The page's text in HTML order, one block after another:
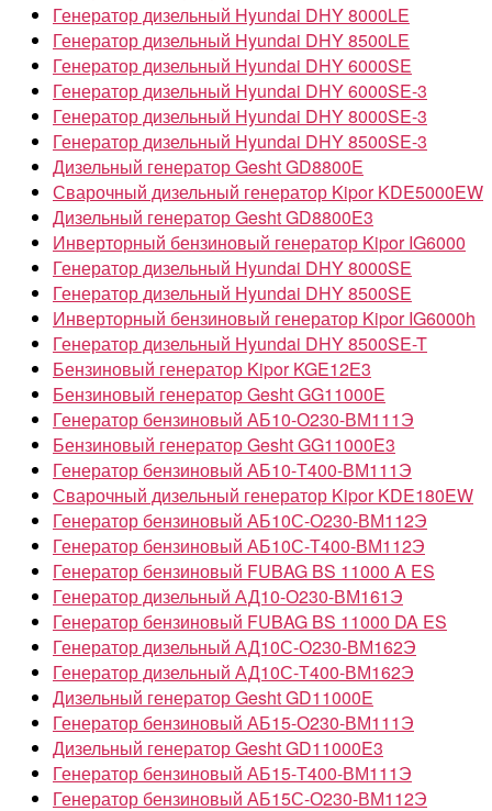
Генератор дизельный Hyundai DHY 8000LE
Генератор дизельный Hyundai DHY 8500LE
Генератор дизельный Hyundai DHY 6000SE
Генератор дизельный Hyundai DHY 6000SE-3
Генератор дизельный Hyundai DHY 8000SE-3
Генератор дизельный Hyundai DHY 8500SE-3
Дизельный генератор Gesht GD8800E
Сварочный дизельный генератор Kipor KDE5000EW
Дизельный генератор Gesht GD8800E3
Инверторный бензиновый генератор Kipor IG6000
Генератор дизельный Hyundai DHY 8000SE
Генератор дизельный Hyundai DHY 8500SE
Инверторный бензиновый генератор Kipor IG6000h
Генератор дизельный Hyundai DHY 8500SE-T
Бензиновый генератор Kipor KGE12Е3
Бензиновый генератор Gesht GG11000E
Генератор бензиновый АБ10-О230-ВМ111Э
Бензиновый генератор Gesht GG11000E3
Генератор бензиновый АБ10-Т400-ВМ111Э
Сварочный дизельный генератор Kipor KDE180EW
Генератор бензиновый АБ10С-О230-ВМ112Э
Генератор бензиновый АБ10С-Т400-ВМ112Э
Генератор бензиновый FUBAG BS 11000 A ES
Генератор дизельный АД10-О230-ВМ161Э
Генератор бензиновый FUBAG BS 11000 DA ES
Генератор дизельный АД10С-О230-ВМ162Э
Генератор дизельный АД10С-Т400-ВМ162Э
Дизельный генератор Gesht GD11000E
Генератор бензиновый АБ15-О230-ВМ111Э
Дизельный генератор Gesht GD11000E3
Генератор бензиновый АБ15-Т400-ВМ111Э
Генератор бензиновый АБ15С-О230-ВМ112Э